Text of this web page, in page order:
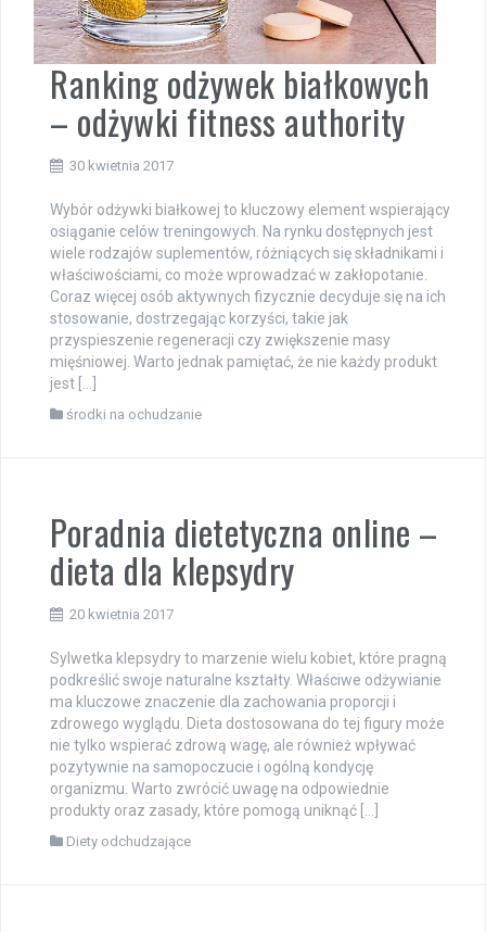
Ranking odżywek białkowych
– odżywki fitness authority
30 kwietnia 2017
Wybór odżywki białkowej to kluczowy element wspierający
osiąganie celów treningowych. Na rynku dostępnych jest
wiele rodzajów suplementów, różniących się składnikami i
właściwościami, co może wprowadzać w zakłopotanie.
Coraz więcej osób aktywnych fizycznie decyduje się na ich
stosowanie, dostrzegając korzyści, takie jak
przyspieszenie regeneracji czy zwiększenie masy
mięśniowej. Warto jednak pamiętać, że nie każdy produkt
jest […]
środki na ochudzanie
Poradnia dietetyczna online –
dieta dla klepsydry
20 kwietnia 2017
Sylwetka klepsydry to marzenie wielu kobiet, które pragną
podkreślić swoje naturalne kształty. Właściwe odżywianie
ma kluczowe znaczenie dla zachowania proporcji i
zdrowego wyglądu. Dieta dostosowana do tej figury może
nie tylko wspierać zdrową wagę, ale również wpływać
pozytywnie na samopoczucie i ogólną kondycję
organizmu. Warto zwrócić uwagę na odpowiednie
produkty oraz zasady, które pomogą uniknąć […]
Diety odchudzające